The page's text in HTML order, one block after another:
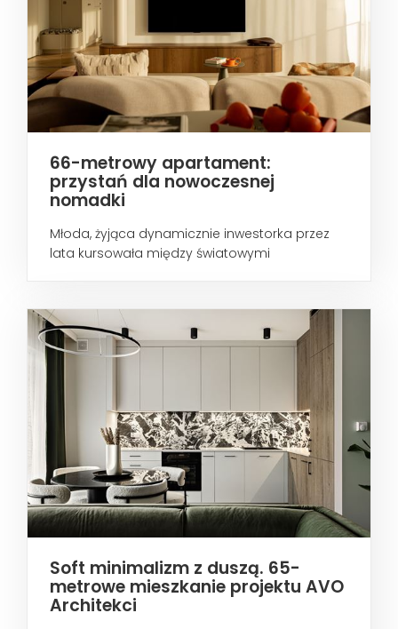
66-metrowy apartament:
przystań dla nowoczesnej
nomadki
Młoda, żyjąca dynamicznie inwestorka przez
lata kursowała między światowymi
Soft minimalizm z duszą. 65-
metrowe mieszkanie projektu AVO
Architekci